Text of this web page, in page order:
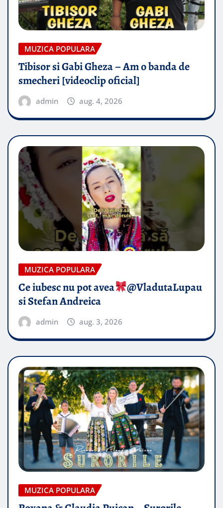
MUZICA POPULARA
Tibisor si Gabi Gheza – Am o banda de
smecheri [videoclip oficial]
admin aug. 4, 2026
MUZICA POPULARA
Ce iubesc nu pot avea
​@VladutaLupau
si Stefan Andreica
admin aug. 3, 2026
MUZICA POPULARA